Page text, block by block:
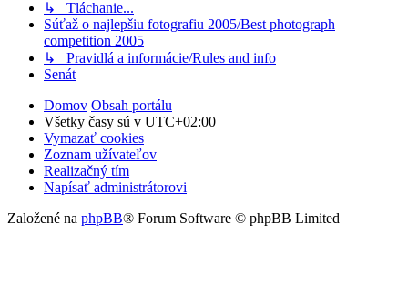
↳ Tláchanie...
Súťaž o najlepšiu fotografiu 2005/Best photograph
competition 2005
↳ Pravidlá a informácie/Rules and info
Senát
Domov Obsah portálu
Všetky časy sú v UTC+02:00
Vymazať cookies
Zoznam užívateľov
Realizačný tím
Napísať administrátorovi
Založené na phpBB® Forum Software © phpBB Limited